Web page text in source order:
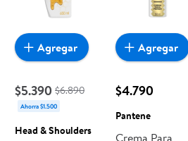
$5.390 $6.890
Ahorra $1.500
Head & Shoulders
Agregar
$4.790
Pantene
Crema Para
Agregar